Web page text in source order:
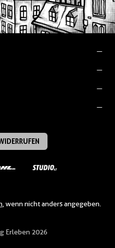
, wenn nicht anders angegeben.
Erleben 2026